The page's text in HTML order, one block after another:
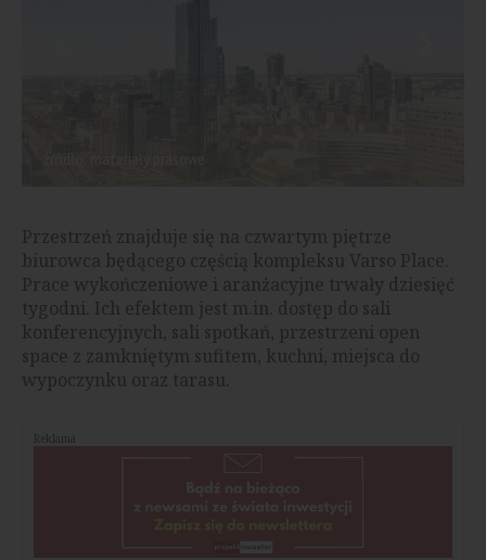
Przestrzeń znajduje się na czwartym piętrze
biurowca będącego częścią kompleksu Varso Place.
Prace wykończeniowe i aranżacyjne trwały dziesięć
tygodni. Ich efektem jest m.in. dostęp do sali
konferencyjnych, sali spotkań, przestrzeni open
space z zamkniętym sufitem, kuchni, miejsca do
wypoczynku oraz tarasu.
Reklama